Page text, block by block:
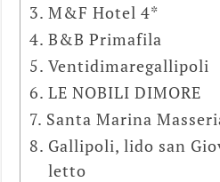
M&F Hotel 4*
B&B Primafila
Ventidimaregallipoli
LE NOBILI DIMORE
Santa Marina
Gallipoli, lido san
letto